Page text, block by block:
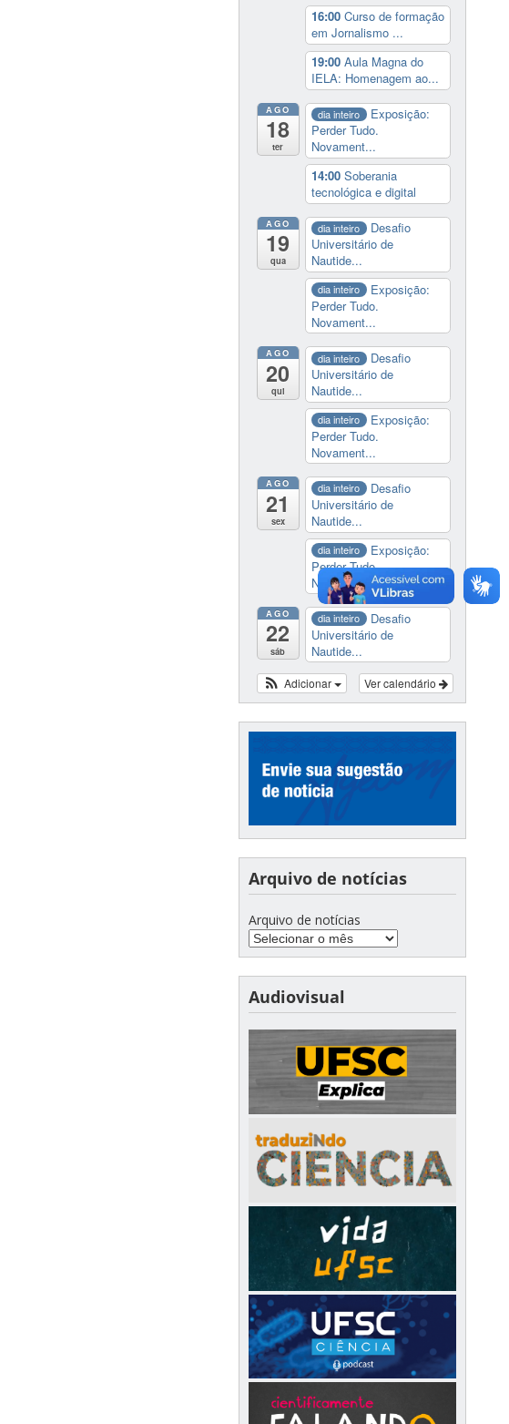
16:00 Curso de formação
em Jornalismo ...
19:00 Aula Magna do
IELA: Homenagem ao...
AGO
18
ter
dia inteiro
Exposição:
Perder Tudo.
Novament...
14:00 Soberania
tecnológica e digital
AGO
19
qua
dia inteiro
Desafio
Universitário de
Nautide...
dia inteiro
Exposição:
Perder Tudo.
Novament...
AGO
20
qui
dia inteiro
Desafio
Universitário de
Nautide...
dia inteiro
Exposição:
Perder Tudo.
Novament...
AGO
21
sex
dia inteiro
Desafio
Universitário de
Nautide...
dia inteiro
Exposição:
Perder Tudo.
Novament...
AGO
22
sáb
dia inteiro
Desafio
Universitário de
Nautide...
Ver calendário
Adicionar
Arquivo de notícias
Arquivo de notícias
Audiovisual